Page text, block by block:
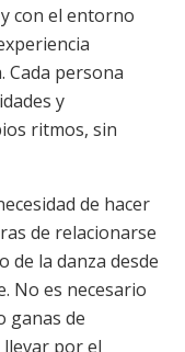
con el entorno
Cada persona
y
ritmos, sin
de hacer
de relacionarse
de la danza desde
No es necesario
ganas de
por el